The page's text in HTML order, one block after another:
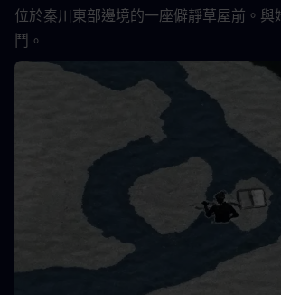
位於秦川東部邊境的一座僻靜草屋前。與
鬥。